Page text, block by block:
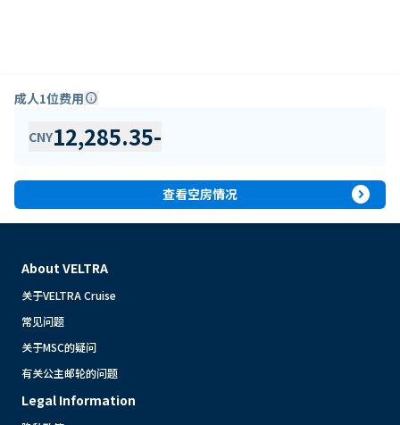
成人1位费用info
CNY12,285.35-
查看空房情况 expand_circle_right
About VELTRA
关于VELTRA Cruise
常见问题
关于MSC的疑问
有关公主邮轮的问题
Legal Information